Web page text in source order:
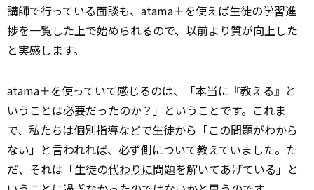
講師で行っている面談も、atama＋を使えば生徒の学習進
捗を一覧した上で始められるので、以前より質が向上した
と実感します。
atama＋を使っていて感じるのは、「本当に『教える』と
いうことは必要だったのか？」ということです。これま
で、私たちは個別指導などで生徒から「この問題がわから
ない」と言われれば、必ず側について教えていました。た
だ、それは「生徒の代わりに問題を解いてあげている」と